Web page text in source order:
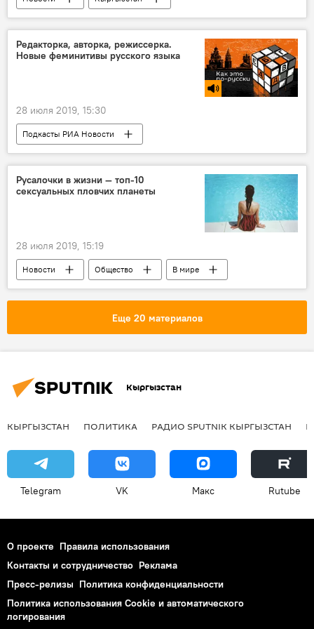
Происшествия
Сузакский район
убийство
супруги
Редакторка, авторка, режиссерка.
Новые феминитивы русского языка
28 июля 2019, 15:30
Подкасты РИА Новости
Радио Sputnik Кыргызстан
Россия
В мире
русский язык
Русалочки в жизни — топ-10
сексуальных пловчих планеты
28 июля 2019, 15:19
Новости Общество
В мире
Россия
спорт
плавание
Еще 20 материалов
Кыргызстан
КЫРГЫЗСТАН ПОЛИТИКА РАДИО SPUTNIK КЫРГЫЗСТАН
Telegram VK Макс Rutube
О проекте Правила использования
Контакты и сотрудничество Реклама
Пресс-релизы Политика конфиденциальности
Политика использования Cookie и автоматического
логирования